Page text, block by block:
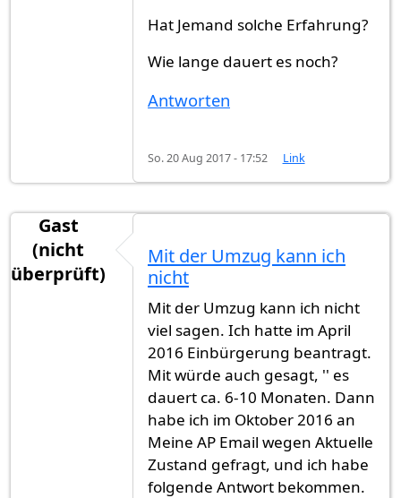
Hat Jemand solche Erfahrung?
Wie lange dauert es noch?
Antworten
So. 20 Aug 2017 - 17:52 Link
Gast
(nicht
überprüft)
Mit der Umzug kann ich
nicht
Mit der Umzug kann ich nicht
viel sagen. Ich hatte im April
2016 Einbürgerung beantragt.
Mit würde auch gesagt, '' es
dauert ca. 6-10 Monaten. Dann
habe ich im Oktober 2016 an
Meine AP Email wegen Aktuelle
Zustand gefragt, und ich habe
folgende Antwort bekommen.